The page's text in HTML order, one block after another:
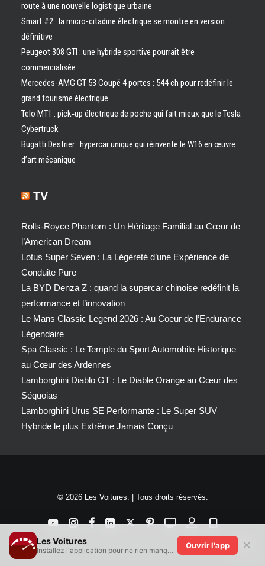
route à une nouvelle logistique urbaine
Smart #2 : la micro-citadine électrique se montre en version
définitive
Peugeot 308 GTI : une hybride sportive pourrait être
commercialisée
Mercedes-AMG GT 53 Coupé 4 portes : 544 ch pour redéfinir le
grand tourisme électrique
Telo MT1 : pick‑up électrique de poche qui fait mieux que le Tesla
Cybertruck
Bugatti Destrier : hypercar unique qui réinvente le W16 en œuvre
d’art mécanique
TV
Rolls-Royce Phantom : Un Héritage Familial au Cœur de
l’American Dream
Lotus Super Seven : La Légèreté d’une Expérience de
Conduite Pure
La BYD Denza Z : quand la supercar chinoise redéfinit la
performance et l’innovation
Le Mans Classic Legend 2026 : Au Coeur de l’Endurance
Légendaire
Spa Classic : Le Temple du Sport Automobile Historique
au Cœur des Ardennes
Lamborghini Diablo GT : Le Diable Orange au Cœur des
Séquoias
Lamborghini Urus SE Performante : Le Super SUV
Hybride le plus Extrême Jamais Conçu
© 2026 Les Voitures. | Tous droits réservés.
Les Voitures
Installez l'application pour ne rien manquer !
Ouvrir l'app ✕